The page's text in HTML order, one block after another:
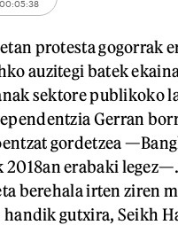
00:05:38
protesta gogorrak
auzitegi batek
sektore publikoko
Gerran
gordetzea
2018an erabaki
berehala irten ziren
handik gutxira, Seikh